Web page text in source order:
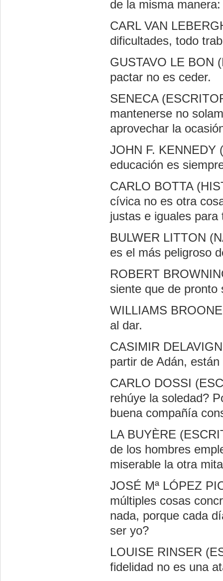
de la misma
CARL VAN
dificultades, todo
GUSTAVO LE BON
pactar no es ceder.
SENECA
mantenerse no
aprovechar la
JOHN F. KENNEDY
educación es
CARLO BOTTA
cívica no es otra
justas e iguales para
BULWER LITTON
es el más peligroso
ROBERT
siente que de pronto
WILLIAMS
al dar.
CASIMIR
partir de Adán,
CARLO DOSSI
rehúye la soledad?
buena compañía
LA BUYÈRE
de los hombres
miserable la otra
JOSÉ Mª LÓPEZ
múltiples cosas
nada, porque cada
ser yo?
LOUISE RINSER
fidelidad no es una